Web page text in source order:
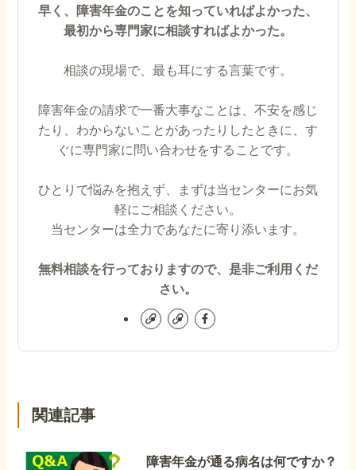
早く、障害年金のことを知っていればよかった、
最初から専門家に相談すればよかった。
相談の現場で、最も耳にする言葉です。
障害年金の請求で一番大事なことは、不安を感じ
たり、わからないことがあったりしたときに、す
ぐに専門家に問い合わせをすることです。
ひとりで悩みを抱えず、まずは当センターにお気
軽にご相談ください。
当センターは全力であなたに寄り添います。
無料相談を行っておりますので、是非ご利用くだ
さい。
関連記事
障害年金が通る病名は何ですか？